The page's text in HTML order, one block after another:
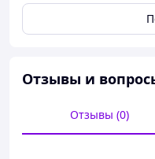
Тканина:
Тип
Отзывы и
Отзывы (0)